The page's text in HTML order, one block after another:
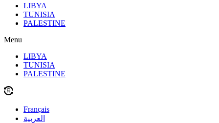
LIBYA
TUNISIA
PALESTINE
Menu
LIBYA
TUNISIA
PALESTINE
Français
العربية